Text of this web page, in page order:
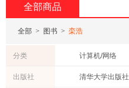
全部商品
全部 > 图书 > 栾浩
分类 计算机/网络
经济
出版社 清华大学出版社
加